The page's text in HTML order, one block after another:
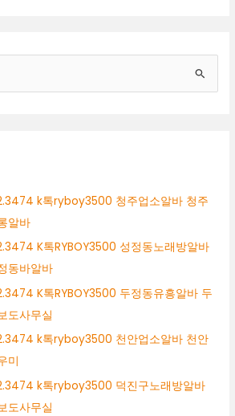
k톡ryboy3500 청주업소알바 청주
알바
K톡RYBOY3500 성정동노래방알바
동바알바
K톡RYBOY3500 두정동유흥알바 두
도사무실
k톡ryboy3500 천안업소알바 천안
미
k톡ryboy3500 덕진구노래방알바
도사무실